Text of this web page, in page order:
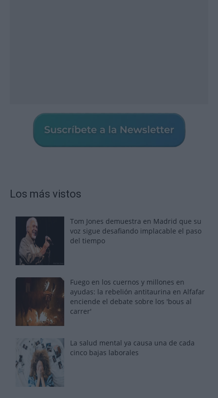
Los más vistos
Tom Jones demuestra en Madrid que su
voz sigue desafiando implacable el paso
del tiempo
Fuego en los cuernos y millones en
ayudas: la rebelión antitaurina en Alfafar
enciende el debate sobre los 'bous al
carrer'
La salud mental ya causa una de cada
cinco bajas laborales